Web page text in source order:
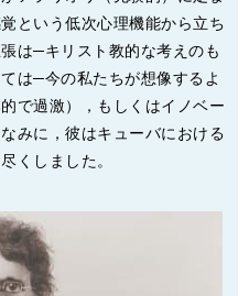
という低次心理機能から立ち
は─キリスト教的な考えのも
は─今の私たちが想像するよ
で過激），もしくはイノベー
みに，彼はキューバにおける
くしました。